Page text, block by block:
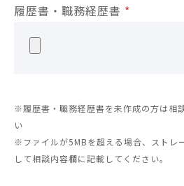
履歴書・職務経歴書 *
※履歴書・職務経歴書を未作成の方は相
い
※ファイルが5MBを超える場合、ストレ
して相談内容欄に記載してください。